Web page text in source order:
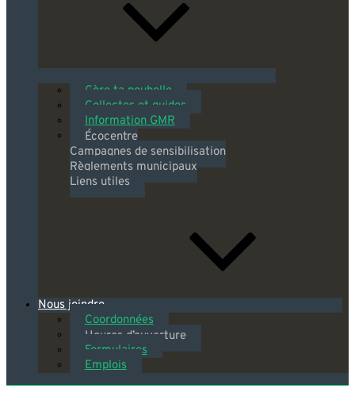
Gère ta poubelle
Collectes et guides
Information GMR
Écocentre
Campagnes de sensibilisation
Règlements municipaux
Liens utiles
Nous joindre
Coordonnées
Heures d’ouverture
Formulaires
Emplois